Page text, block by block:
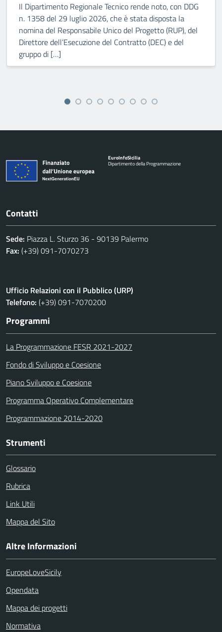
Il Dipartimento Regionale Tecnico rende noto, con DDG
n. 1358 del 29 luglio 2026, che è stata disposta la
nomina del Responsabile Unico del Progetto (RUP), del
Direttore dell’Esecuzione del Contratto (DEC) e del
gruppo di […]
EuroInfoSicilia
Dipartimento della Programmazione
Contatti
Sede: Piazza L. Sturzo 36 - 90139 Palermo
Fax: (+39) 091-7070273
Ufficio Relazioni con il Pubblico (URP)
Telefono: (+39) 091-7070200
Programmi
La Programmazione FESR 2021-2027
Fondo di Sviluppo e Coesione
Piano Sviluppo e Coesione
Programma Operativo Complementare
Programmazione 2014-2020
Strumenti
Glossario
Rubrica
Link Utili
Mappa del Sito
Altre Informazioni
EuropeLoveSicily
Opendata
Mappa dei progetti
Normativa